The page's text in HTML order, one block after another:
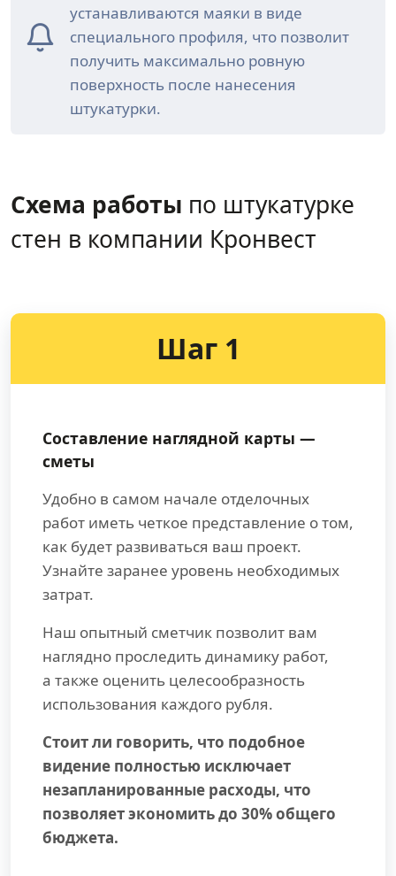
устанавливаются маяки в виде
специального профиля, что позволит
получить максимально ровную
поверхность после нанесения
штукатурки.
Схема работы по штукатурке
стен в компании Кронвест
Шаг 1
Составление наглядной карты —
сметы
Удобно в самом начале отделочных
работ иметь четкое представление о том,
как будет развиваться ваш проект.
Узнайте заранее уровень необходимых
затрат.
Наш опытный сметчик позволит вам
наглядно проследить динамику работ,
а также оценить целесообразность
использования каждого рубля.
Стоит ли говорить, что подобное
видение полностью исключает
незапланированные расходы, что
позволяет экономить до 30% общего
бюджета.